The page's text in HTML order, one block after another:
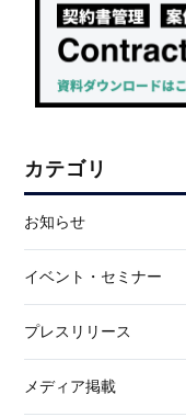
カテゴリ
お知らせ
イベント・セミナー
プレスリリース
メディア掲載